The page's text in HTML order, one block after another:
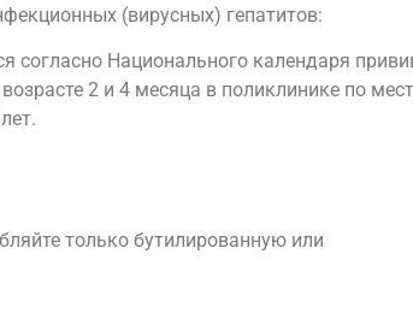
(вирусных) гепатитов:
согласно Национального календаря
2 и 4 месяца в поликлинике по
только бутилированную или